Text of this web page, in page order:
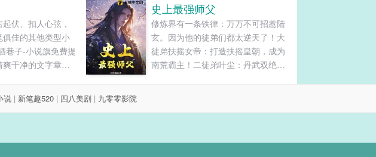
友“甜甜，一起去
妆打扮罢，正对镜
我约了人一起唱
，个个单身一米...
灯》版本： 从前有个炮灰，他捡到一
个灯，然后他擦了擦，一个神仙从灯
里冒了出来。 “小伙子，你有什么愿望
啊？” 炮灰鼓起勇气，大声喊，“我要
脱单！” “啧。” 炮灰沉默了下，大声
伏、扣人心弦，
佳的其他类型小
巷子-小说旗免费提
干净的文字章节
史上最强师父
修炼界有一条铁律：万万不可招惹陆
玄。因为他的徒弟们都太逆天了！大
徒弟扶摇女帝：打造扶摇皇朝，成为
南荒霸主！二徒弟叶尘：丹武双绝，
说 | 新笔趣520 | 四八美剧 | 九零零影院